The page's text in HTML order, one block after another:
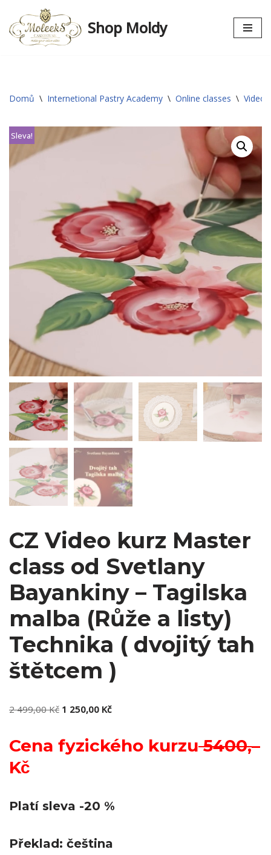
Přeskočit
Shop Moldy
Domů \ Internetional Pastry Academy \ Online classes \ Video
Sleva!
CZ Video kurz Master
class od Svetlany
Bayankiny – Tagilska
malba (Růže a listy)
Technika ( dvojitý tah
štětcem )
2 499,00Kč 1 250,00 Kč
Cena fyzického kurzu5400,–
Kč
Platí sleva -20 %
Překlad: čeština